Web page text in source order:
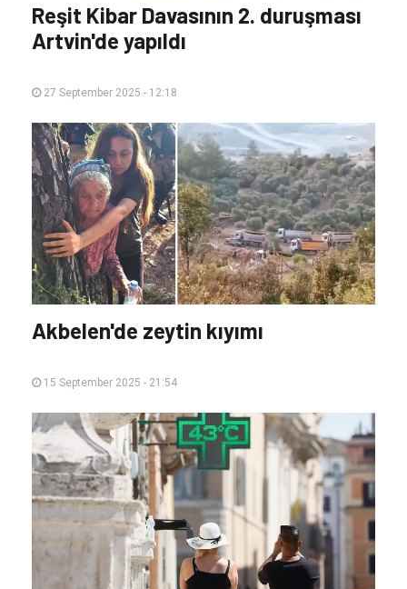
Reşit Kibar Davasının 2. duruşması
Artvin'de yapıldı
27 September 2025 - 12:18
Akbelen'de zeytin kıyımı
15 September 2025 - 21:54